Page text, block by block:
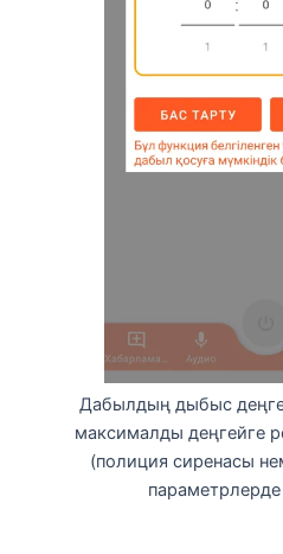
Дабылдың дыбыс
максималды деңгейге
(полиция сиренасы